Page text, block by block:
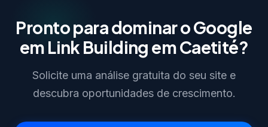
Pronto para dominar o Google
em Link Building em Caetité?
Solicite uma análise gratuita do seu site e
descubra oportunidades de crescimento.